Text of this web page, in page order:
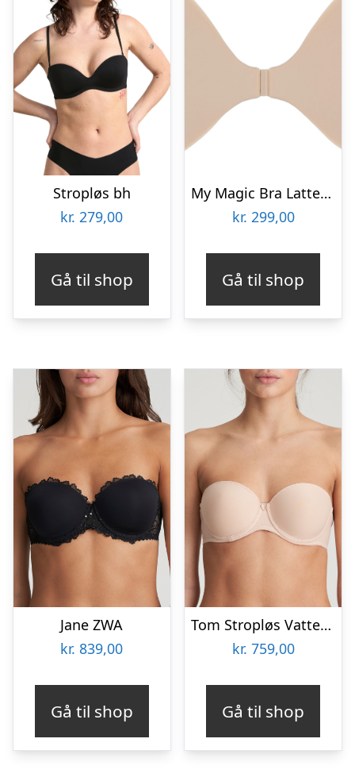
Stropløs bh
kr. 279,00
Gå til shop
My Magic Bra Latte – D
kr. 299,00
Gå til shop
Jane ZWA
kr. 839,00
Gå til shop
Tom Stropløs Vatteret bh
kr. 759,00
Gå til shop